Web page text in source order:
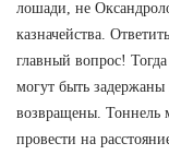
лошади, не
казначейства.
главный вопрос!
могут быть задержаны
возвращены. Тоннель
провести на